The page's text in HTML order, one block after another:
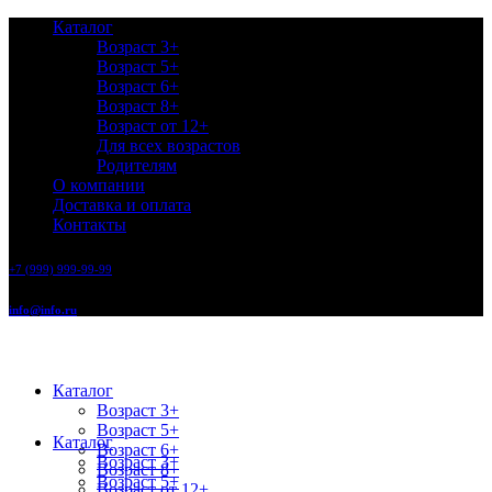
Каталог
Возраст 3+
Возраст 5+
Возраст 6+
Возраст 8+
Возраст от 12+
Для всех возрастов
Родителям
О компании
Доставка и оплата
Контакты
+7 (999) 999-99-99
info@info.ru
Каталог
Возраст 3+
Возраст 5+
Возраст 6+
Возраст 8+
Каталог
Возраст 3+
Возраст 5+